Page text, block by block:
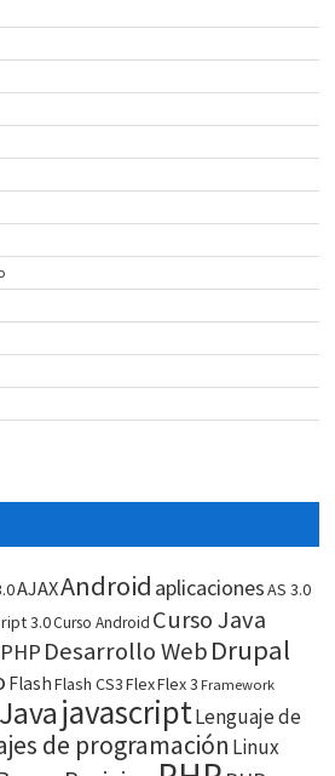
AJAXAndroid aplicacionesAS 3.0
3.0Curso Android Curso Java
Desarrollo WebDrupal
FlashFlash CS3FlexFlex 3 Framework
JavajavascriptLenguaje de
de programación Linux